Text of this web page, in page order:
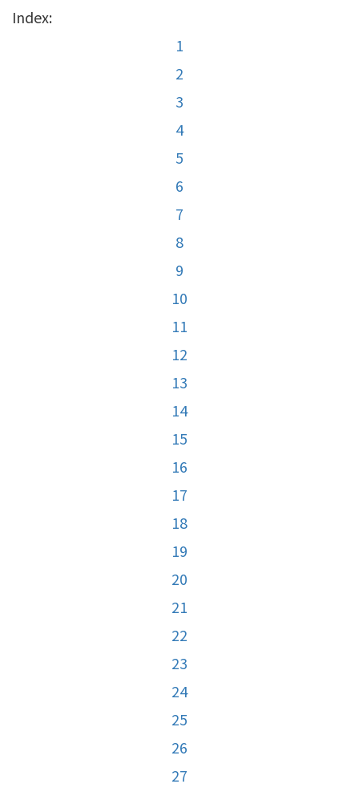
Index:
1
2
3
4
5
6
7
8
9
10
11
12
13
14
15
16
17
18
19
20
21
22
23
24
25
26
27